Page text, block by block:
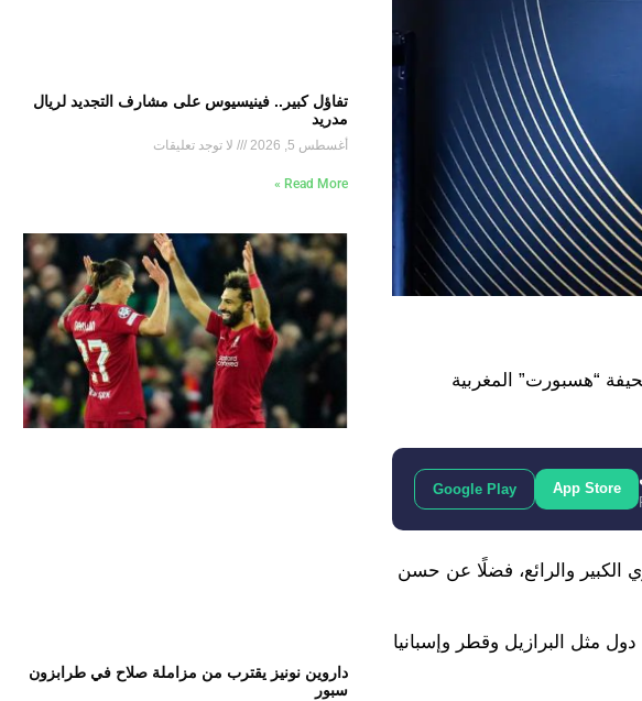
حسبما أكدت تقارير من صحيفة “هسبورت” المغربية
App Store
Google Play
المميزة والحضور الجماهيري الكبير والرائع، فضلًا عن حسن
مثل البرازيل وقطر وإسبانيا
تفاؤل كبير.. فينيسيوس على مشارف التجديد لريال
مدريد
أغسطس 5, 2026 لا توجد تعليقات
Read More »
داروين نونيز يقترب من مزاملة صلاح في طرابزون
سبور